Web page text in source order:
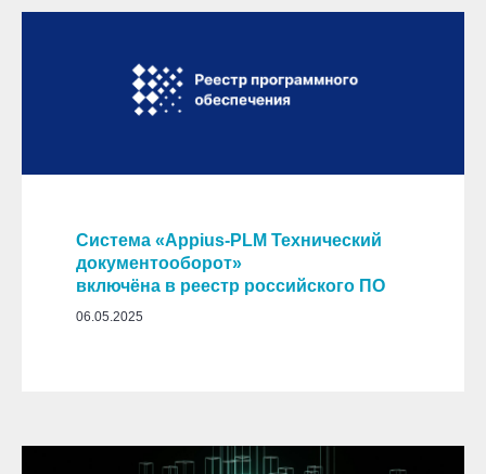
Система «Appius-PLM Технический
документооборот»
включёна в реестр российского ПО
06.05.2025